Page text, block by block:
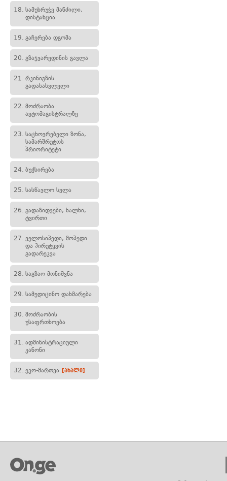
18. სამუხრუჭე მანძილი,
დისტანცია
19. გაჩერება დგომა
20. გზაჯვარედინის გავლა
21. რკინიგზის
გადასასვლელი
22. მოძრაობა
ავტომაგისტრალზე
23. საცხოვრებელი ზონა,
სამარშრუტოს
პრიორიტეტი
24. ბუქსირება
25. სასწავლო სვლა
26. გადაზიდვები, ხალხი,
ტვირთი
27. ველოსიპედი, მოპედი
და პირუტყვის
გადარეკვა
28. საგზაო მონიშვნა
29. სამედიცინო დახმარება
30. მოძრაობის
უსაფრთხოება
31. ადმინისტრაციული
კანონი
32. ეკო-მართვა [ახალი]